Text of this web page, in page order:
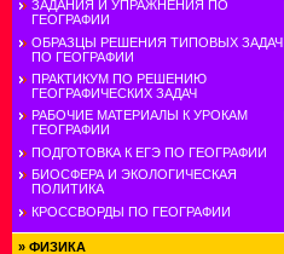
ЗАДАНИЯ И УПРАЖНЕНИЯ ПО
ГЕОГРАФИИ
ОБРАЗЦЫ РЕШЕНИЯ ТИПОВЫХ ЗАДАЧ
ПО ГЕОГРАФИИ
ПРАКТИКУМ ПО РЕШЕНИЮ
ГЕОГРАФИЧЕСКИХ ЗАДАЧ
РАБОЧИЕ МАТЕРИАЛЫ К УРОКАМ
ГЕОГРАФИИ
ПОДГОТОВКА К ЕГЭ ПО ГЕОГРАФИИ
БИОСФЕРА И ЭКОЛОГИЧЕСКАЯ
ПОЛИТИКА
КРОССВОРДЫ ПО ГЕОГРАФИИ
» ФИЗИКА